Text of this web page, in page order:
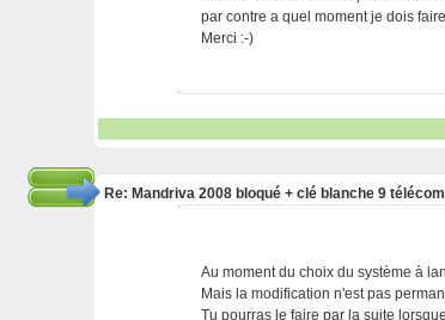
par contre a quel moment je dois
Merci :-)
Re: Mandriva 2008 bloqué + clé blanche 9
Au moment du choix du système à
Mais la modification n'est pas
Tu pourras le faire par la suite